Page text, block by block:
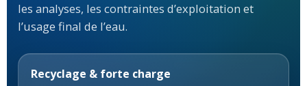
les analyses, les contraintes d’exploitation et
l’usage final de l’eau.
Recyclage & forte charge